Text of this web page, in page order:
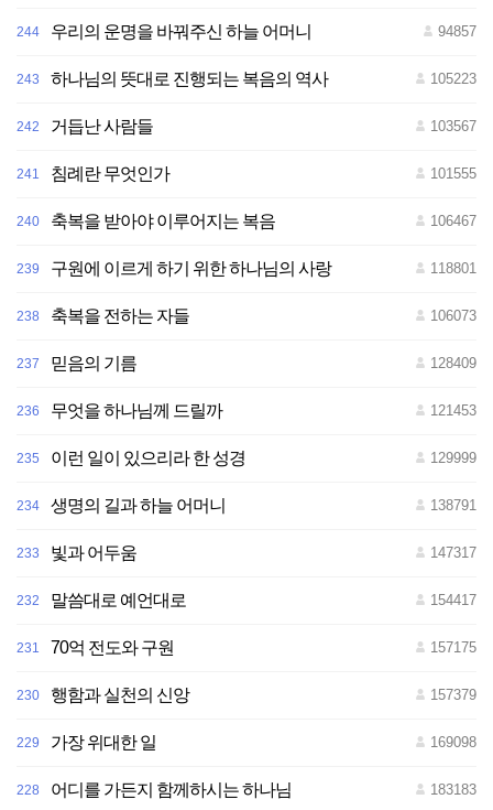
244 우리의 운명을 바꿔주신 하늘 어머니 94857
243 하나님의 뜻대로 진행되는 복음의 역사 105223
242 거듭난 사람들 103567
241 침례란 무엇인가 101555
240 축복을 받아야 이루어지는 복음 106467
239 구원에 이르게 하기 위한 하나님의 사랑 118801
238 축복을 전하는 자들 106073
237 믿음의 기름 128409
236 무엇을 하나님께 드릴까 121453
235 이런 일이 있으리라 한 성경 129999
234 생명의 길과 하늘 어머니 138791
233 빛과 어두움 147317
232 말씀대로 예언대로 154417
231 70억 전도와 구원 157175
230 행함과 실천의 신앙 157379
229 가장 위대한 일 169098
228 어디를 가든지 함께하시는 하나님 183183